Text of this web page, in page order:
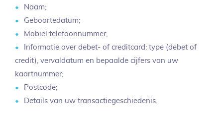
Naam;
Geboortedatum;
Mobiel telefoonnummer;
Informatie over debet- of creditcard: type (debet of
credit), vervaldatum en bepaalde cijfers van uw
kaartnummer;
Postcode;
Details van uw transactiegeschiedenis.